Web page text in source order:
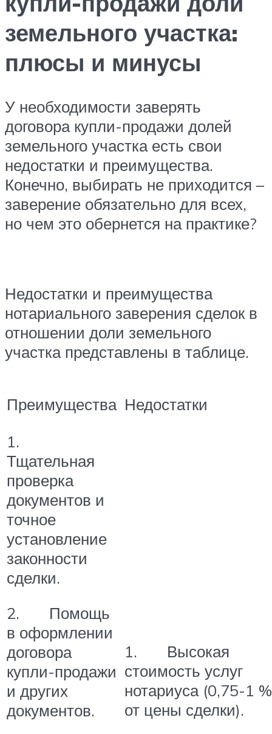
земельного участка:
плюсы и минусы
У необходимости заверять
договора купли-продажи долей
земельного участка есть свои
недостатки и преимущества.
Конечно, выбирать не приходится –
заверение обязательно для всех,
но чем это обернется на практике?
Недостатки и преимущества
нотариального заверения сделок в
отношении доли земельного
участка представлены в таблице.
Преимущества Недостатки
1.
Тщательная
проверка
документов и
точное
установление
законности
сделки.
2. Помощь
в оформлении
договора
купли-продажи
и других
документов.
1. Высокая
стоимость услуг
нотариуса (0,75-1 %
от цены сделки).